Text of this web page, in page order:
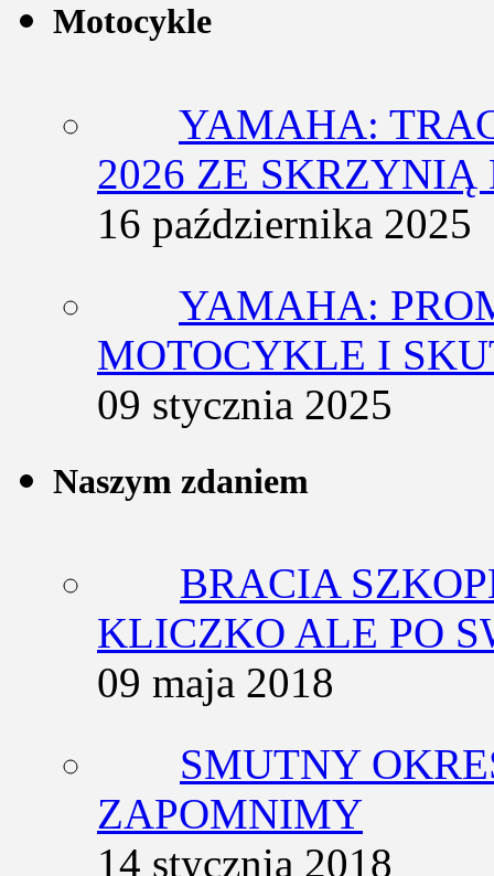
Motocykle
YAMAHA:
2026 ZE
16 października 2025
YAMAHA:
MOTOCYKLE I
09 stycznia 2025
Naszym zdaniem
BRACIA
KLICZKO ALE PO
09 maja 2018
SMUTNY
ZAPOMNIMY
14 stycznia 2018